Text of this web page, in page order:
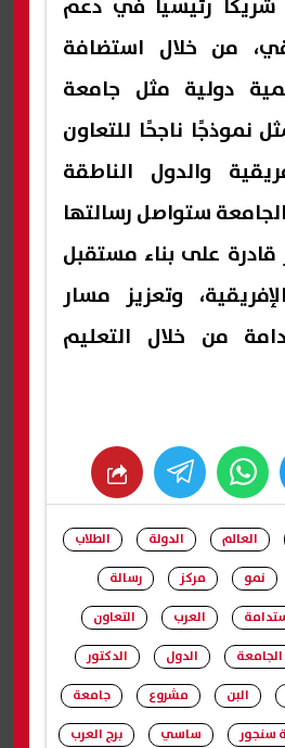
رئيسيًا في دعم
من خلال استضافة
دولية مثل جامعة
نموذجًا ناجحًا للتعاون
والدول الناطقة
ستواصل رسالتها
قادرة على بناء مستقبل
وتعزيز مسار
من خلال التعليم
whats
العالم الدولة
الطلاب
نمو مركز
رسالة
العرب
التعاون
الجامعة الدول
الدكتور
البن مشروع
جامعة
سنجور ساسي
برج العرب